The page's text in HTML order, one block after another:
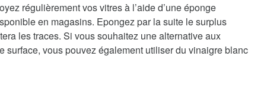
régulièrement vos vitres à l’aide d’une éponge
en magasins. Epongez par la suite le surplus
les traces. Si vous souhaitez une alternative aux
vous pouvez également utiliser du vinaigre blanc